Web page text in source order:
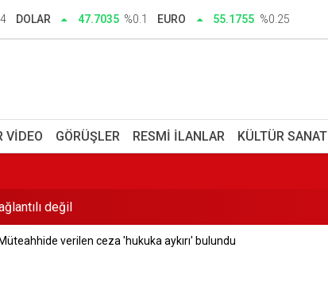
DOLAR 47.7035 %0.1 EURO 55.1755 %0.25
VIDEO GÖRÜŞLER RESMI İLANLAR KÜLTÜR SANAT
değil
verilen ceza 'hukuka aykırı' bulundu